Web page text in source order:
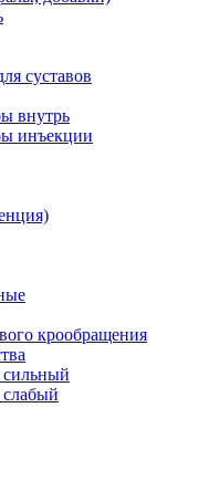
суставов
внутрь
инъекции
крообращения